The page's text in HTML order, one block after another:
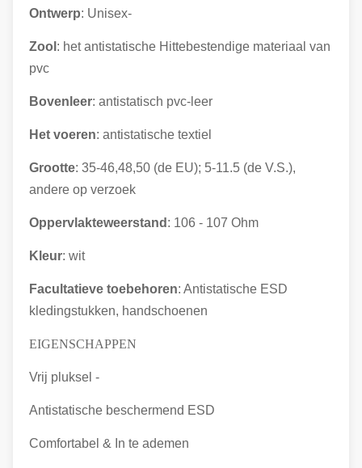
Ontwerp: Unisex-
Zool : het antistatische Hittebestendige materiaal van
pvc
Bovenleer: antistatisch pvc-leer
Het voeren: antistatische textiel
Grootte: 35-46,48,50 (de EU); 5-11.5 (de V.S.),
andere op verzoek
Oppervlakteweerstand : 106 - 107 Ohm
Kleur: wit
Facultatieve toebehoren: Antistatische ESD
kledingstukken, handschoenen
EIGENSCHAPPEN
Vrij pluksel -
Antistatische beschermend ESD
Comfortabel & In te ademen